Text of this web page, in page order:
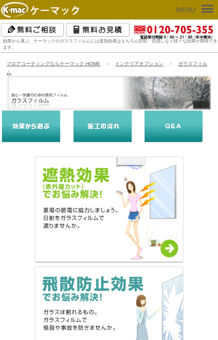
効果から選ぶ ケーマックのガラスフィルムには遮熱効果はもちろん防犯・目隠しなど様々な効果が期待でき
ます。
MENU
フロアコーティングならケーマック HOME ＞ インテリアオプション ＞ ガラスフィル
ム